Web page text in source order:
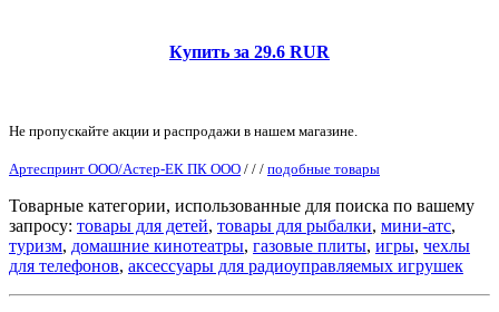
Купить за 29.6 RUR
Не пропускайте акции и распродажи в нашем магазине.
Артеспринт ООО/Астер-ЕК ПК ООО / / / подобные товары
Товарные категории, использованные для поиска по вашему
запросу: товары для детей, товары для рыбалки, мини-атс,
туризм, домашние кинотеатры, газовые плиты, игры, чехлы
для телефонов, аксессуары для радиоуправляемых игрушек